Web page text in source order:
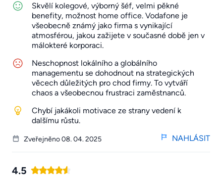
Skvělí kolegové, výborný šéf, velmi pěkné
benefity, možnost home office. Vodafone je
všeobecně známý jako firma s vynikající
atmosférou, jakou zažijete v současné době jen v
málokteré korporaci.
Neschopnost lokálního a globálního
managementu se dohodnout na strategických
věcech důležitých pro chod firmy. To vytváří
chaos a všeobecnou frustraci zaměstnanců.
Chybí jakákoli motivace ze strany vedení k
dalšímu růstu.
Zveřejněno 08. 04. 2025 NAHLÁSIT
4.5